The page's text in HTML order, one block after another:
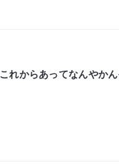
れからあってなんやか